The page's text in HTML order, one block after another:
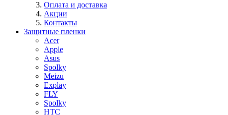
Оплата и доставка
Акции
Контакты
Защитные пленки
Acer
Apple
Asus
Spolky
Meizu
Explay
FLY
Spolky
HTC